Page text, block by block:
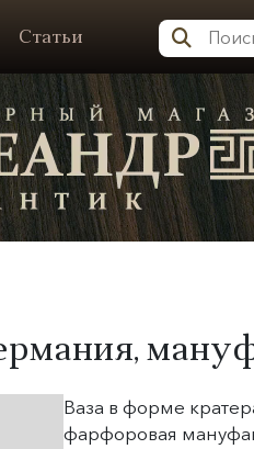
Статьи
Антик
Ваза в форме
фарфоровая